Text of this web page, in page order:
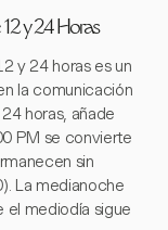
y 24 Horas
y 24 horas es un
la comunicación
horas, añade
PM se convierte
sin
La medianoche
el mediodía sigue